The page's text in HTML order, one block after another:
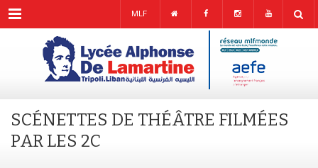
Menu MLF
SCÉNETTES DE THÉÂTRE FILMÉES
PAR LES 2C